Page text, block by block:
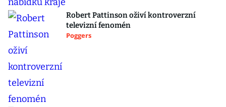
Robert Pattinson oživí kontroverzní
televizní fenomén
Poggers